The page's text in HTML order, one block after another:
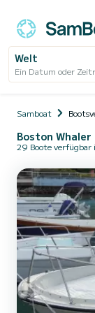
Welt
Ein Datum oder
Samboat
Boston
29 Boote verfügbar